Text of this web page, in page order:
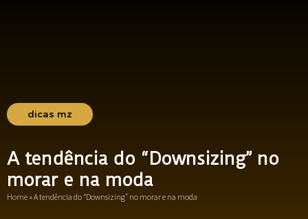
dicas mz
A tendência do “Downsizing” no
morar e na moda
Home »A tendência do “Downsizing” no morar e na moda